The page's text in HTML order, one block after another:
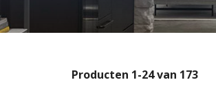
Producten 1-24van 173